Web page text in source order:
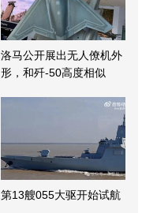
洛马公开展出无人僚机外
形，和歼-50高度相似
第13艘055大驱开始试航